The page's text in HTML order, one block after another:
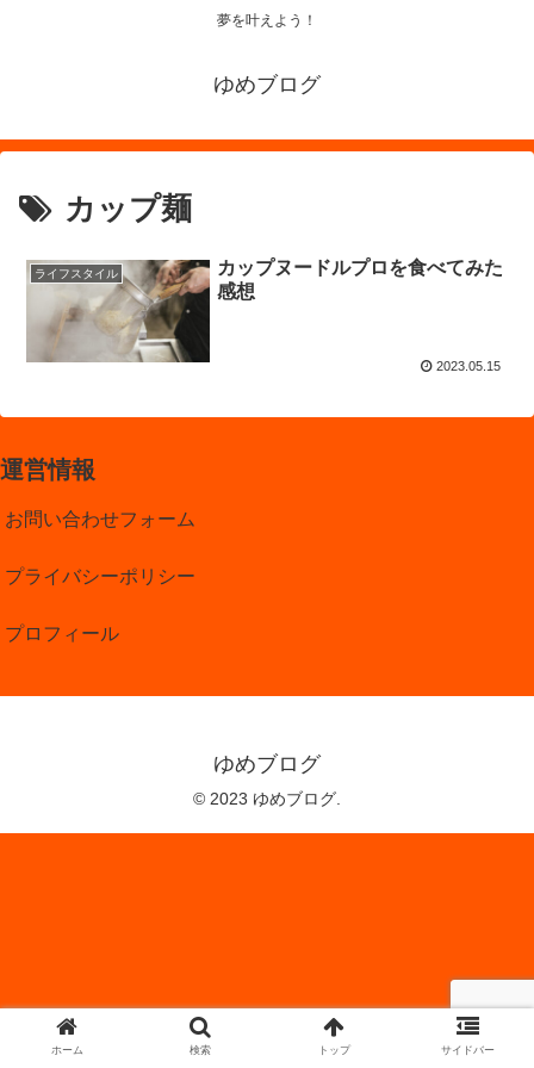
夢を叶えよう！
ゆめブログ
カップ麺
ライフスタイル
カップヌードルプロを食べてみた
感想
2023.05.15
運営情報
お問い合わせフォーム
プライバシーポリシー
プロフィール
ゆめブログ
© 2023 ゆめブログ.
ホーム 検索 トップ サイドバー